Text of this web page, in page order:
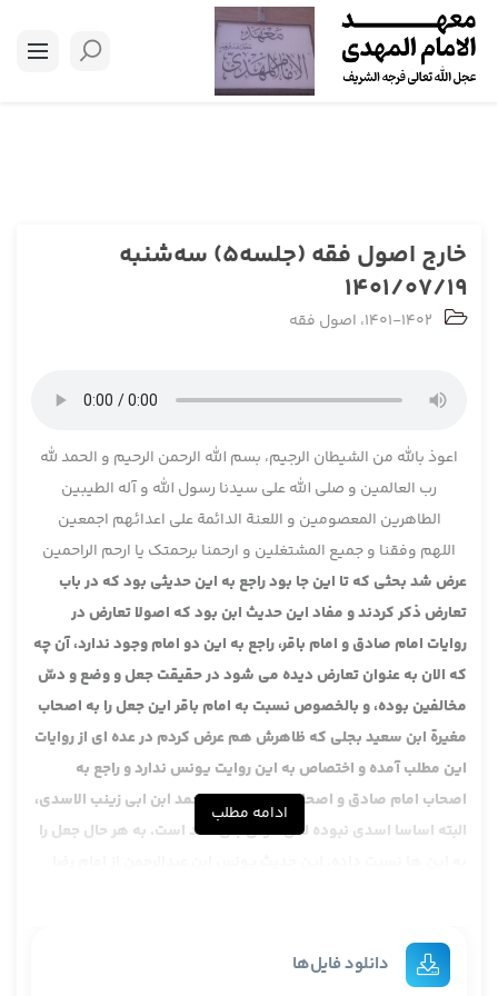
خارج اصول فقه (جلسه5) سه‌شنبه
1401/07/19
1401-1402، اصول فقه
اعوذ بالله من الشیطان الرجیم، بسم الله الرحمن الرحیم و الحمد لله
رب العالمین و صلی الله علی سیدنا رسول الله و آله الطیبین
الطاهرین المعصومین و اللعنة الدائمة علی اعدائهم اجمعین
اللهم وفقنا و جمیع المشتغلین و ارحمنا برحمتک یا ارحم الراحمین
عرض شد بحثی که تا این جا بود راجع به این حدیثی بود که در باب
تعارض ذکر کردند و مفاد این حدیث ابن بود که اصولا تعارض در
روایات امام صادق و امام باقر، راجع به این دو امام وجود ندارد، آن چه
که الان به عنوان تعارض دیده می شود در حقیقت جعل و وضع و دسّ
مخالفین بوده، و بالخصوص نسبت به امام باقر این جعل را به اصحاب
مغیرة ابن سعید بجلی که ظاهرش هم عرض کردم در عده ای از روایات
این مطلب آمده و اختصاص به این روایت یونس ندارد و راجع به
اصحاب امام صادق و اصحاب ابی الخطاب محمد ابن ابی زینب الاسدی،
البته اساسا اسدی نبوده لکن مولی بنی اسد است. به هر حال جعل را
و آن چه که هست جعل است. این راهی که الان مثلا متعارف شده فعلا
علما به عنوان مثلا ترجیح می گیرند این در حقیقت هیچ واقعیت ندارد.
ادامه مطلب
دانلود فایل‌ها